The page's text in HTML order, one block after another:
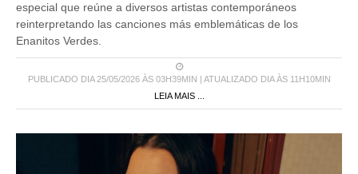
especial que reúne a diversos artistas contemporáneos
reinterpretando las canciones más emblemáticas de los
Enanitos Verdes.
PUBLICADO DIA 25/05/2026 ÀS 03H39MIN | ATUALIZADO DIA ÀS 11H10MIN
LEIA MAIS ...